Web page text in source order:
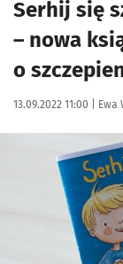
Serhij się
– nowa
o
Data publikacji:
13.09.2022 11:00 | Ewa
Kliknij, aby